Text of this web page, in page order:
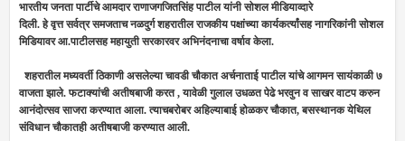
भारतीय जनता पार्टीचे आमदार राणाजगजितसिंह पाटील यांनी सोशल मीडियाव्दारे
दिली. हे वृत्त सर्वत्र समजताच नळदुर्ग शहरातील राजकीय पक्षांच्या कार्यकर्त्यांसह नागरिकांनी सोशल
मिडियावर आ.पाटीलसह महायुती सरकारवर अभिनंदनाचा वर्षाव केला.
शहरातील मध्यवर्ती ठिकाणी असलेल्या चावडी चौकात अर्चनाताई पाटील यांचे आगमन सायंकाळी ७
वाजता झाले. फटाक्यांची अतीषबाजी करत , यावेळी गुलाल उधळत पेढे भरवुन व साखर वाटप करुन
आनंदोत्सव साजरा करण्यात आला. त्याचबरोबर अहिल्याबाई होळकर चौकात, बसस्थानक येथिल
संविधान चौकातही अतीषबाजी करण्यात आली.